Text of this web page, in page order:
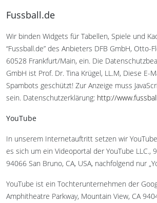
Fussball.de
Wir binden Widgets für Tabellen, Spiele und
“Fussball.de” des Anbieters DFB GmbH, Otto-
60528 Frankfurt/Main, ein. Die
GmbH ist Prof. Dr. Tina Krügel, LL.M, Diese E-
Spambots geschützt! Zur Anzeige muss
sein. Datenschutzerklärung: http://
YouTube
In unserem Internetauftritt setzen wir
es sich um ein Videoportal der YouTube LLC.,
94066 San Bruno, CA, USA, nachfolgend nur
YouTube ist ein Tochterunternehmen der
Amphitheatre Parkway, Mountain View, CA